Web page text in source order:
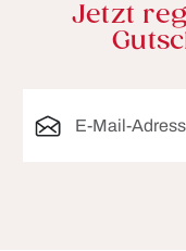
Jetzt